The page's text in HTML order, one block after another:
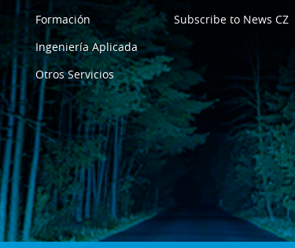
Formación
Ingeniería Aplicada
Otros Servicios
Subscribe to News CZ